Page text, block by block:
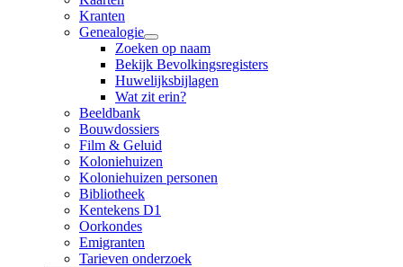
Kranten
Genealogie
Zoeken op naam
Bekijk Bevolkingsregisters
Huwelijksbijlagen
Wat zit erin?
Beeldbank
Bouwdossiers
Film & Geluid
Koloniehuizen
Koloniehuizen personen
Bibliotheek
Kentekens D1
Oorkondes
Emigranten
Tarieven onderzoek